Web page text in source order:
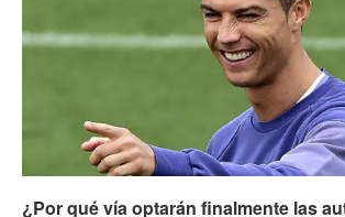
¿Por qué vía optarán finalmente las